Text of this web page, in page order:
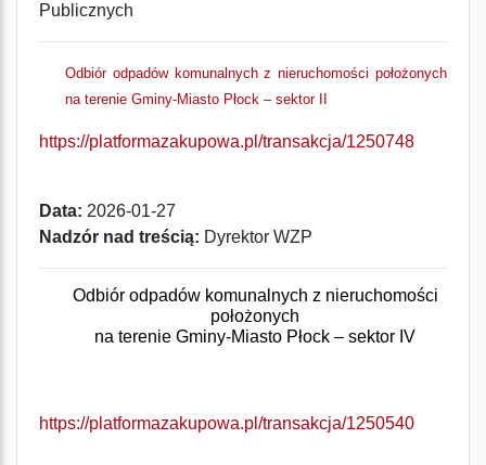
Publicznych
Odbiór odpadów komunalnych z nieruchomości położonych
na terenie Gminy-Miasto Płock – sektor I
https://platformazakupowa.pl/transakcja/1250748
Data: 2026-01-27
Nadzór nad treścią: Dyrektor WZP
Odbiór odpadów komunalnych z nieruchomości
położonych
na terenie Gminy-Miasto Płock – sektor IV
https://platformazakupowa.pl/transakcja/1250540